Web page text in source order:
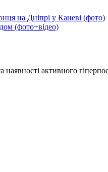
на Дніпрі у Каневі (фото)
(фото+відео)
наявності активного